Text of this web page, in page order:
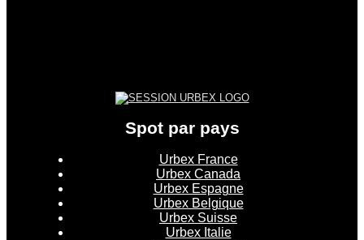
Spot par pays
Urbex France
Urbex Canada
Urbex Espagne
Urbex Belgique
Urbex Suisse
Urbex Italie